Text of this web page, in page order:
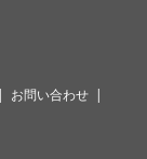
お問い合わせ